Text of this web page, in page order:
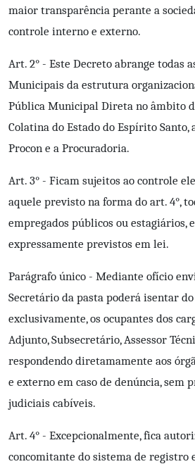
maior transparência perante a
controle interno e externo.
Art. 2° - Este Decreto abrange todas
Municipais da estrutura
Pública Municipal Direta no âmbito
Colatina do Estado do Espírito Santo,
Procon e a Procuradoria.
Art. 3° - Ficam sujeitos ao controle
aquele previsto na forma do art. 4°,
empregados públicos ou estagiários,
expressamente previstos em lei.
Parágrafo único - Mediante ofício
Secretário da pasta poderá isentar
exclusivamente, os ocupantes dos
Adjunto, Subsecretário, Assessor
respondendo diretamamente aos
e externo em caso de denúncia, sem
judiciais cabíveis.
Art. 4° - Excepcionalmente, fica
concomitante do sistema de registro